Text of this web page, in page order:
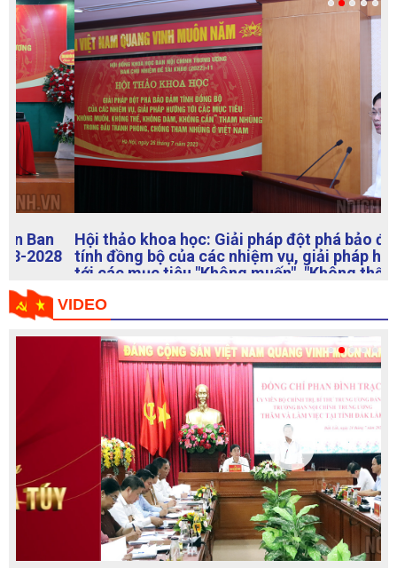
Hội thảo khoa học: Giải pháp đột phá bảo đảm
tính đồng bộ của các nhiệm vụ, giải pháp hướng
tới các mục tiêu "Không muốn", "Không thể",
"Không dám", "Không cần" tham nhũng trong đấu
tranh phòng, chống tham nhũng ở Việt Nam
VIDEO